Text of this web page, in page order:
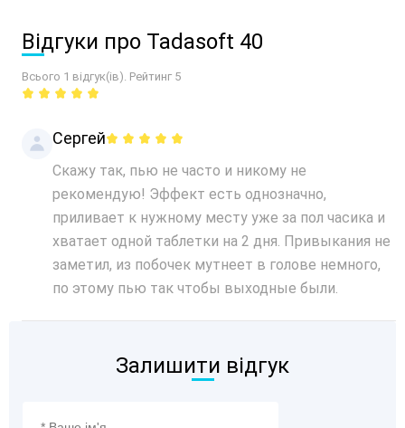
Відгуки про Tadasoft 40
Всього 1 відгук(ів). Рейтинг 5
Сергей
Скажу так, пью не часто и никому не
рекомендую! Эффект есть однозначно,
приливает к нужному месту уже за пол часика и
хватает одной таблетки на 2 дня. Привыкания не
заметил, из побочек мутнеет в голове немного,
по этому пью так чтобы выходные были.
Залишити відгук